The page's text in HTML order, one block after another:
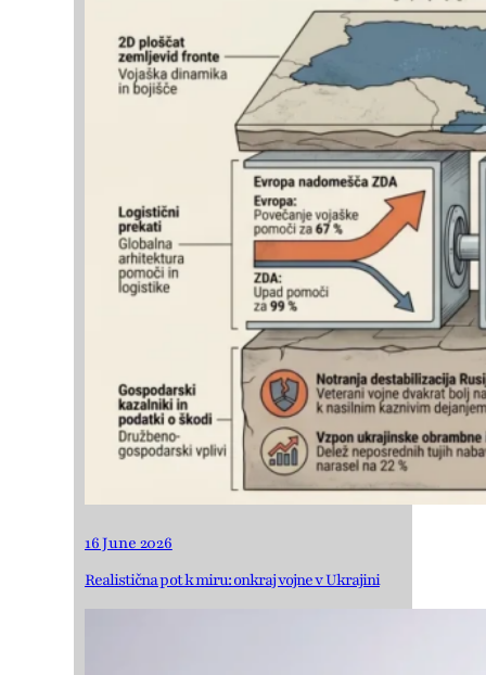
16 June 2026
Realistična pot k miru: onkraj vojne v Ukrajini